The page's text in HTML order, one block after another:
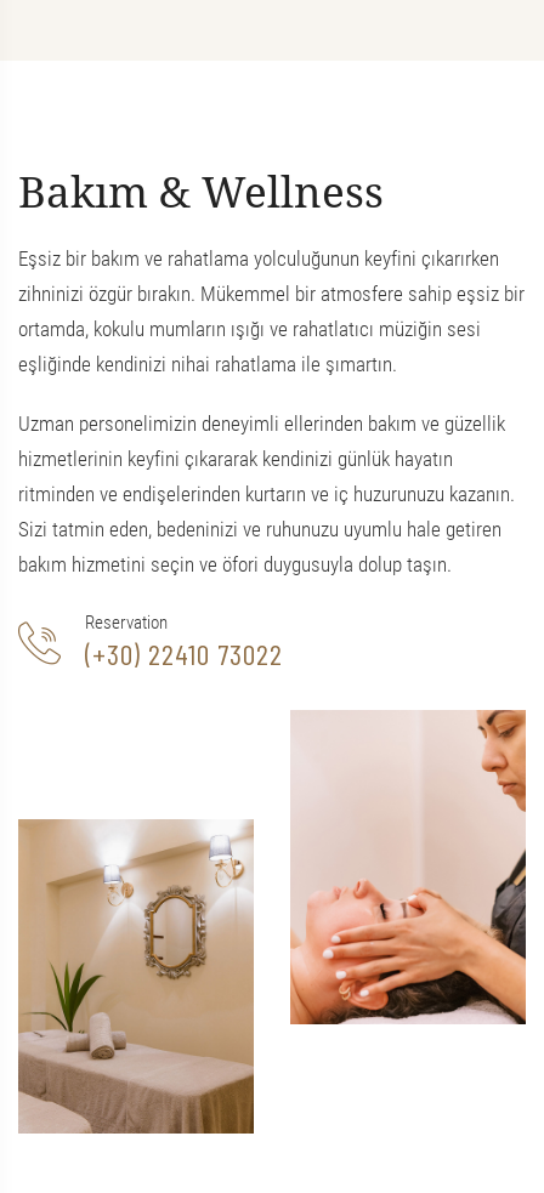
Bakım & Wellness
Eşsiz bir bakım ve rahatlama yolculuğunun keyfini çıkarırken
zihninizi özgür bırakın. Mükemmel bir atmosfere sahip eşsiz bir
ortamda, kokulu mumların ışığı ve rahatlatıcı müziğin sesi
eşliğinde kendinizi nihai rahatlama ile şımartın.
Uzman personelimizin deneyimli ellerinden bakım ve güzellik
hizmetlerinin keyfini çıkararak kendinizi günlük hayatın
ritminden ve endişelerinden kurtarın ve iç huzurunuzu kazanın.
Sizi tatmin eden, bedeninizi ve ruhunuzu uyumlu hale getiren
bakım hizmetini seçin ve öfori duygusuyla dolup taşın.
Reservation
(+30) 22410 73022